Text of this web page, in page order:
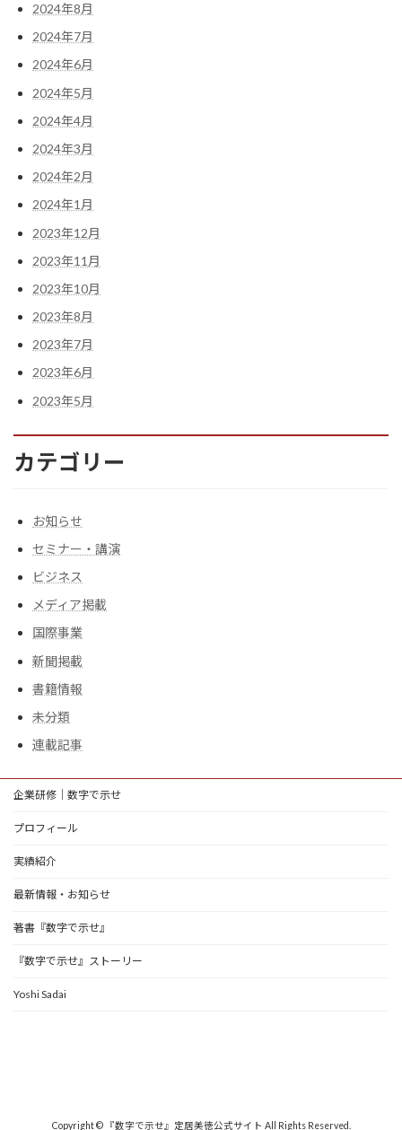
2024年8月
2024年7月
2024年6月
2024年5月
2024年4月
2024年3月
2024年2月
2024年1月
2023年12月
2023年11月
2023年10月
2023年8月
2023年7月
2023年6月
2023年5月
カテゴリー
お知らせ
セミナー・講演
ビジネス
メディア掲載
国際事業
新聞掲載
書籍情報
未分類
連載記事
企業研修｜数字で示せ
プロフィール
実績紹介
最新情報・お知らせ
著書『数字で示せ』
『数字で示せ』ストーリー
Yoshi Sadai
Copyright © 『数字で示せ』定居美徳公式サイト All Rights Reserved.